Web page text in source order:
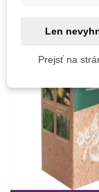
Len
Prejsť na